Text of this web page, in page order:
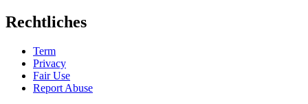
Rechtliches
Term
Privacy
Fair Use
Report Abuse